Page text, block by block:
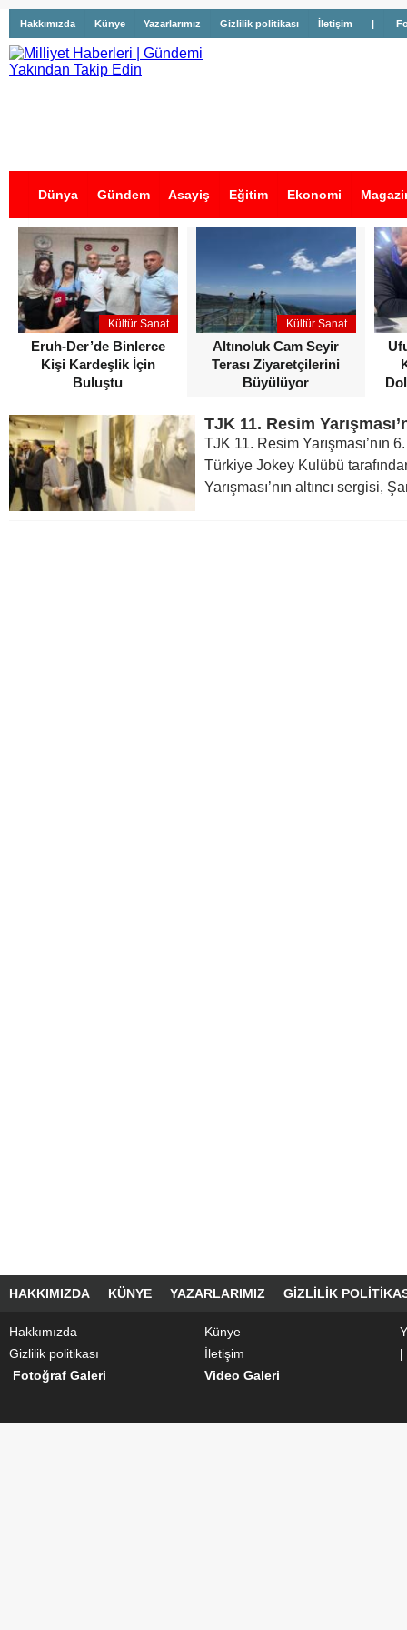
Hakkımızda Künye Yazarlarımız Gizlilik politikası İletişim |
Dünya Gündem Asayiş Eğitim Ekonomi
İş İlanları
Kültür Sanat
Eruh-Der’de Binlerce
Kişi Kardeşlik İçin
Buluştu
Kültür Sanat
Altınoluk Cam Seyir
Terası Ziyaretçilerini
Büyülüyor
TJK 11. Resim Yarışması’nın
Türkiye Jokey Kulübü
Yarışması’nın altıncı sergisi,
HAKKIMIZDA KÜNYE YAZARLARIMIZ GIZLILIK
Hakkımızda Künye
Gizlilik politikası
İletişim
|
Fotoğraf Galeri
Video Galeri